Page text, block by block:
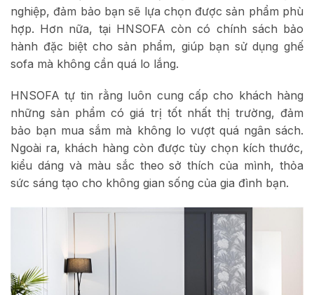
nghiệp, đảm bảo bạn sẽ lựa chọn được sản phẩm phù
hợp. Hơn nữa, tại HNSOFA còn có chính sách bảo
hành đặc biệt cho sản phẩm, giúp bạn sử dụng ghế
sofa mà không cần quá lo lắng.
HNSOFA tự tin rằng luôn cung cấp cho khách hàng
những sản phẩm có giá trị tốt nhất thị trường, đảm
bảo bạn mua sắm mà không lo vượt quá ngân sách.
Ngoài ra, khách hàng còn được tùy chọn kích thước,
kiểu dáng và màu sắc theo sở thích của mình, thỏa
sức sáng tạo cho không gian sống của gia đình bạn.